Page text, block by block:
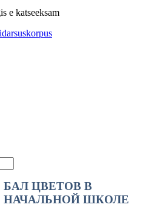
БАЛ ЦВЕТОВ В
НАЧАЛЬНОЙ ШКОЛЕ